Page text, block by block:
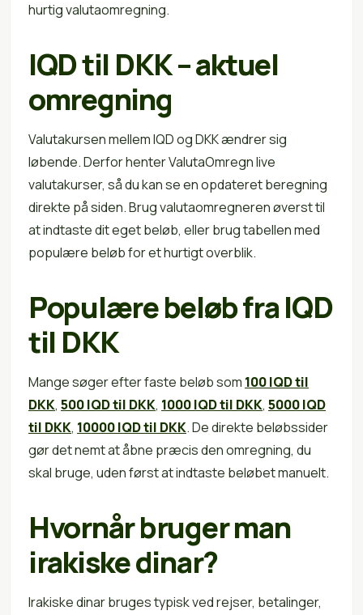
hurtig valutaomregning.
IQD til DKK – aktuel
omregning
Valutakursen mellem IQD og DKK ændrer sig
løbende. Derfor henter ValutaOmregn live
valutakurser, så du kan se en opdateret beregning
direkte på siden. Brug valutaomregneren øverst til
at indtaste dit eget beløb, eller brug tabellen med
populære beløb for et hurtigt overblik.
Populære beløb fra IQD
til DKK
Mange søger efter faste beløb som 100 IQD til
DKK, 500 IQD til DKK, 1000 IQD til DKK, 5000 IQD
til DKK, 10000 IQD til DKK. De direkte beløbssider
gør det nemt at åbne præcis den omregning, du
skal bruge, uden først at indtaste beløbet manuelt.
Hvornår bruger man
irakiske dinar?
Irakiske dinar bruges typisk ved rejser, betalinger,